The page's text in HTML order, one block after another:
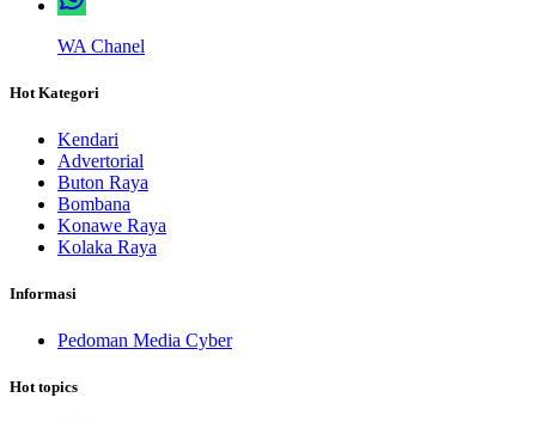
WA Chanel
Hot Kategori
Kendari
Advertorial
Buton Raya
Bombana
Konawe Raya
Kolaka Raya
Informasi
Pedoman Media Cyber
Hot topics